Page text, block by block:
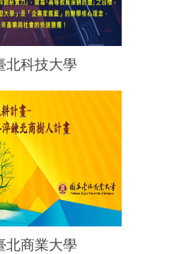
北科技大學
北商業大學